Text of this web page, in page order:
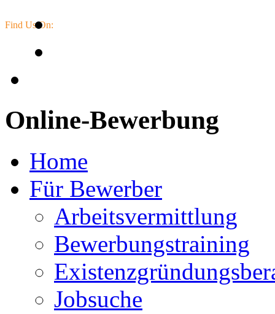
Find Us On:
Online-Bewerbung
Home
Für Bewerber
Arbeitsvermittlung
Bewerbungstraining
Jobsuche